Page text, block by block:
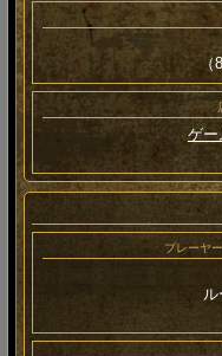
（
ゲー
プレーヤ